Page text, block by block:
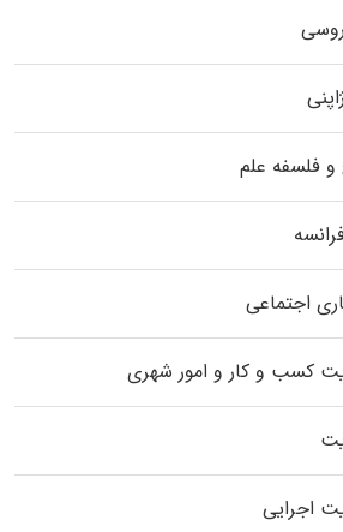
و فلسفه علم
اجتماعی
کسب و کار و امور شهری
اجرایی